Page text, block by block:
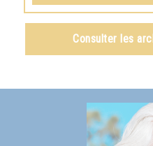
Voir le livreCréation
Consulter les